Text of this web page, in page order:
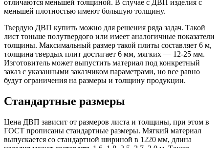
отличаются меньшей толщиной. В случае с ДВП изделия с
меньшей плотностью имеют большую толщину.
Твердую ДВП купить можно для решения ряда задач. Такой
лист тоньше полутвердого или имеет аналогичные показатели
толщины. Максимальный размер такой плиты составляет 6 м,
толщина твердых плит достигает 6 мм, мягких — 12-25 мм.
Изготовитель может выпустить материал под конкретный
заказ с указанными заказчиком параметрами, но все равно
будут ограничения на размеры и толщину продукции.
Стандартные размеры
Цена ДВП зависит от размеров листа и толщины, при этом в
ГОСТ прописаны стандартные размеры. Мягкий материал
выпускается со стандартной шириной в 1220 мм, длина